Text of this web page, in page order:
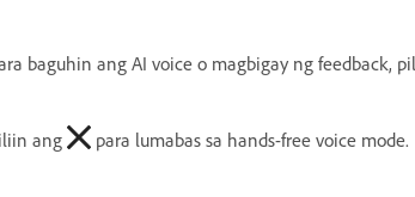
baguhin ang AI voice o magbigay ng feedback,
ang para lumabas sa hands-free voice mode.